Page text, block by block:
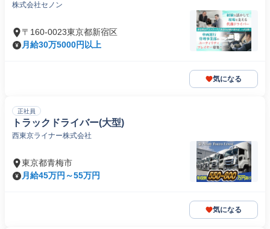
株式会社セノン
〒160-0023東京都新宿区
月給30万5000円以上
気になる
正社員
トラックドライバー(大型)
西東京ライナー株式会社
東京都青梅市
月給45万円～55万円
気になる